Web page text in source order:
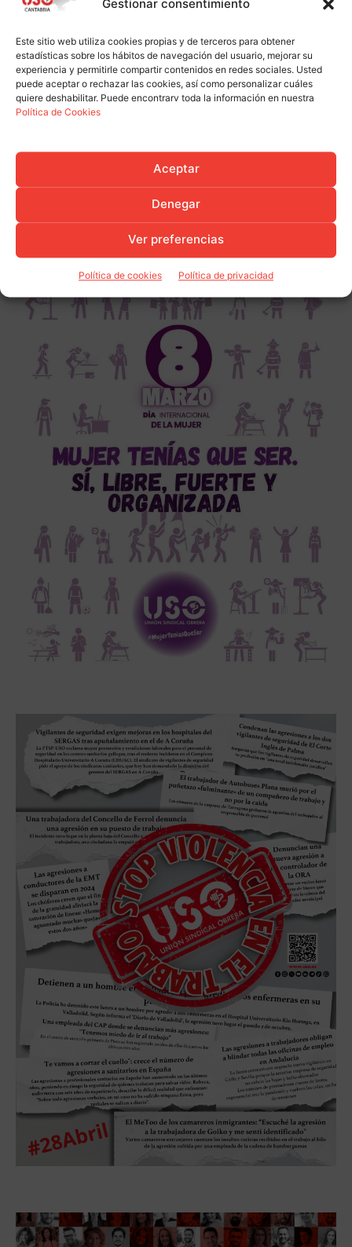
Gestionar consentimiento
Este sitio web utiliza cookies propias y de terceros para obtener
estadísticas sobre los hábitos de navegación del usuario, mejorar su
experiencia y permitirle compartir contenidos en redes sociales. Usted
puede aceptar o rechazar las cookies, así como personalizar cuáles
quiere deshabilitar. Puede encontrarv toda la información en nuestra
Política de Cookies
Aceptar
Denegar
Ver preferencias
Política de cookies Política de privacidad